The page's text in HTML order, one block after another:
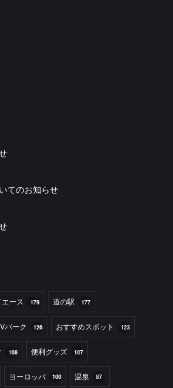
てのお知らせ
ース 179 道の駅 177
パーク 126 おすすめスポット 123
108 便利グッズ 107
ヨーロッパ 100 温泉 87